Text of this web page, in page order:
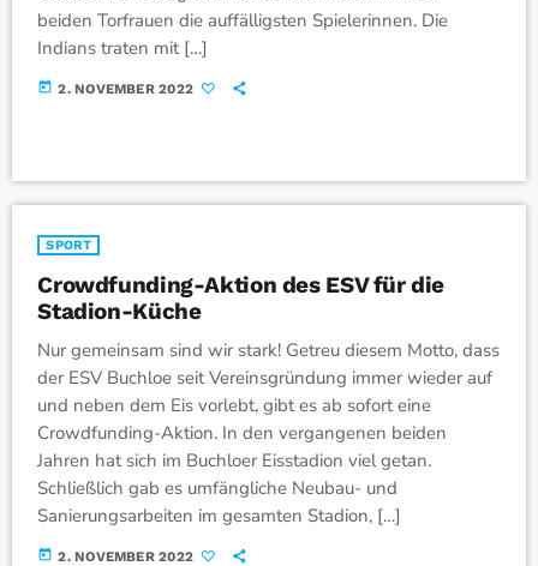
beiden Torfrauen die auffälligsten Spielerinnen. Die
Indians traten mit […]
today 2. NOVEMBER 2022
SPORT
Crowdfunding-Aktion des ESV für die
Stadion-Küche
Nur gemeinsam sind wir stark! Getreu diesem Motto, dass
der ESV Buchloe seit Vereinsgründung immer wieder auf
und neben dem Eis vorlebt, gibt es ab sofort eine
Crowdfunding-Aktion. In den vergangenen beiden
Jahren hat sich im Buchloer Eisstadion viel getan.
Schließlich gab es umfängliche Neubau- und
Sanierungsarbeiten im gesamten Stadion, […]
today 2. NOVEMBER 2022